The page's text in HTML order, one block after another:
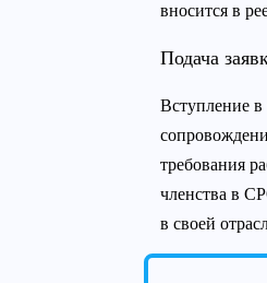
вносится в
Подача
Вступление в
требования
членства в
в своей